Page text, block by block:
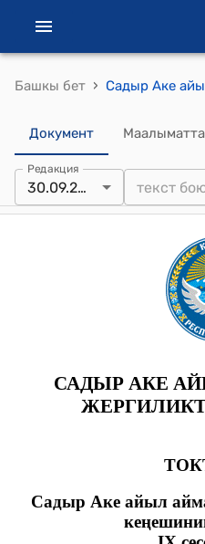
Башкы бет ›
Документ
Редакция
30.09.2024